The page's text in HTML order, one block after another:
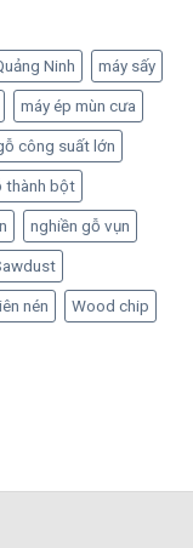
Ninh máy sấy
máy ép mùn cưa
công suất lớn
thành bột
nghiền gỗ vụn
nén Wood chip